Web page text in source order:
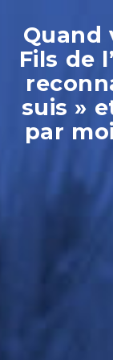
Quand
Fils de
suis »
par